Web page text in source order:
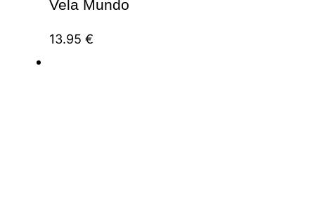
Vela Mundo
13.95 €